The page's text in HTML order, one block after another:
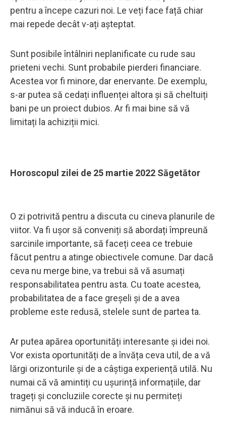
pentru a începe cazuri noi. Le veți face față chiar
mai repede decât v-ați așteptat.
Sunt posibile întâlniri neplanificate cu rude sau
prieteni vechi. Sunt probabile pierderi financiare.
Acestea vor fi minore, dar enervante. De exemplu,
s-ar putea să cedați influenței altora și să cheltuiți
bani pe un proiect dubios. Ar fi mai bine să vă
limitați la achiziții mici.
Horoscopul zilei de 25 martie 2022 Săgetător
O zi potrivită pentru a discuta cu cineva planurile de
viitor. Va fi ușor să conveniți să abordați împreună
sarcinile importante, să faceți ceea ce trebuie
făcut pentru a atinge obiectivele comune. Dar dacă
ceva nu merge bine, va trebui să vă asumați
responsabilitatea pentru asta. Cu toate acestea,
probabilitatea de a face greșeli și de a avea
probleme este redusă, stelele sunt de partea ta.
Ar putea apărea oportunități interesante și idei noi.
Vor exista oportunități de a învăța ceva util, de a vă
lărgi orizonturile și de a câștiga experiență utilă. Nu
numai că vă amintiți cu ușurință informațiile, dar
trageți și concluziile corecte și nu permiteți
nimănui să vă inducă în eroare.